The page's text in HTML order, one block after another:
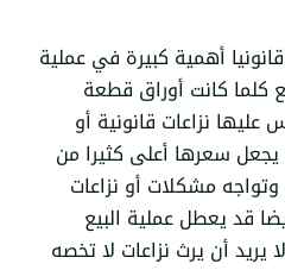
أهمية كبيرة في عملية
كلما كانت أوراق قطعة
نزاعات قانونية أو
سعرها أعلى كثيرا من
مشكلات أو نزاعات
قد يعطل عملية البيع
أن يرث نزاعات لا تخصه